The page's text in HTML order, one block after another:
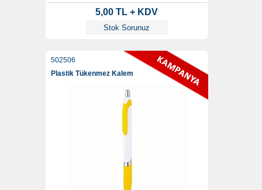
5,00 TL + KDV
Stok Sorunuz
502506
Plastik Tükenmez Kalem